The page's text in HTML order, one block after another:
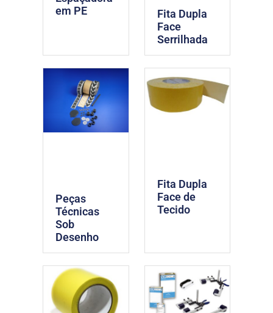
em PE
Fita Dupla
Face
Serrilhada
Peças
Técnicas
Sob
Desenho
Fita Dupla
Face de
Tecido